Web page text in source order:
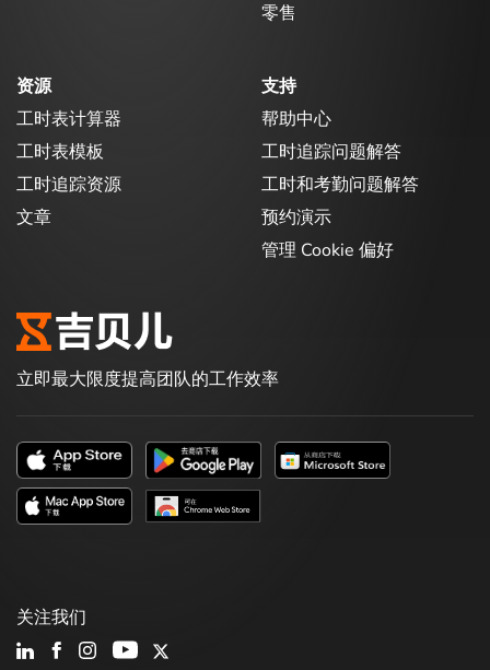
零售
资源
工时表计算器
工时表模板
工时追踪资源
文章
支持
帮助中心
工时追踪问题解答
工时和考勤问题解答
预约演示
管理 Cookie 偏好
立即最大限度提高团队的工作效率
关注我们